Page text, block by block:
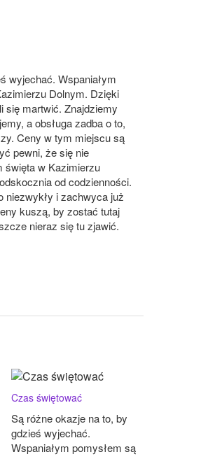
wyjechać. Wspaniałym
Dolnym. Dzięki
się martwić. Znajdziemy
a obsługa zadba o to,
Ceny w tym miejscu są
pewni, że się nie
święta w Kazimierzu
od codzienności.
niezwykły i zachwyca już
kuszą, by zostać tutaj
nieraz się tu zjawić.
Czas świętować
Są różne okazje na to, by
gdzieś wyjechać.
Wspaniałym pomysłem są